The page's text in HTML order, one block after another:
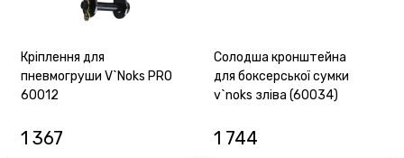
Кріплення для
пневмогруши V`Noks PRO
60012
1 367
Солодша кронштейна
для боксерської сумки
v`noks зліва (60034)
1 744